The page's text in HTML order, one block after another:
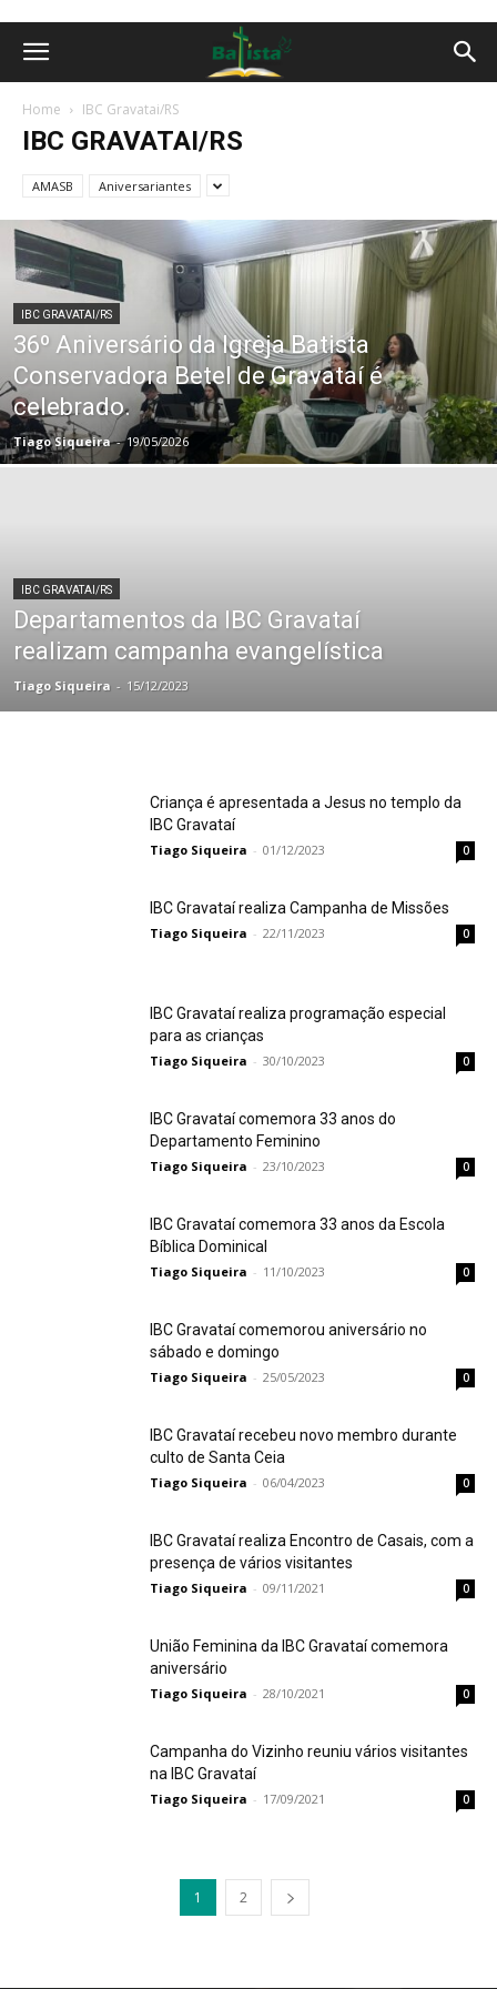
Home IBC Gravatai/RS
IBC GRAVATAI/RS
AMASB Aniversariantes
IBC GRAVATAI/RS
36º Aniversário da Igreja Batista
Conservadora Betel de Gravataí é
celebrado.
Tiago Siqueira - 19/05/2026
IBC GRAVATAI/RS
Departamentos da IBC Gravataí
realizam campanha evangelística
Tiago Siqueira - 15/12/2023
Criança é apresentada a Jesus no templo da
IBC Gravataí
Tiago Siqueira - 01/12/2023 0
IBC Gravataí realiza Campanha de Missões
Tiago Siqueira - 22/11/2023 0
IBC Gravataí realiza programação especial
para as crianças
Tiago Siqueira - 30/10/2023 0
IBC Gravataí comemora 33 anos do
Departamento Feminino
Tiago Siqueira - 23/10/2023 0
IBC Gravataí comemora 33 anos da Escola
Bíblica Dominical
Tiago Siqueira - 11/10/2023 0
IBC Gravataí comemorou aniversário no
sábado e domingo
Tiago Siqueira - 25/05/2023 0
IBC Gravataí recebeu novo membro durante
culto de Santa Ceia
Tiago Siqueira - 06/04/2023 0
IBC Gravataí realiza Encontro de Casais, com a
presença de vários visitantes
Tiago Siqueira - 09/11/2021 0
União Feminina da IBC Gravataí comemora
aniversário
Tiago Siqueira - 28/10/2021 0
Campanha do Vizinho reuniu vários visitantes
na IBC Gravataí
Tiago Siqueira - 17/09/2021 0
1 2